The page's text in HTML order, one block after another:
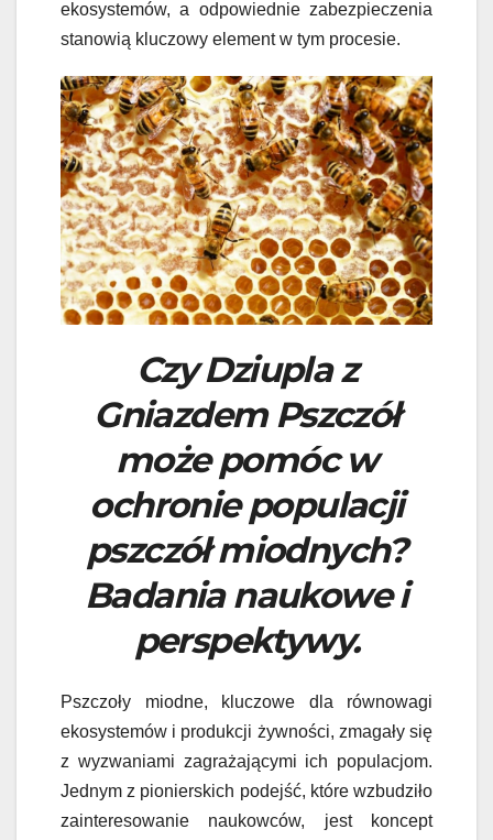
ekosystemów, a odpowiednie zabezpieczenia
stanowią kluczowy element w tym procesie.
Czy Dziupla z
Gniazdem Pszczół
może pomóc w
ochronie populacji
pszczół miodnych?
Badania naukowe i
perspektywy.
Pszczoły miodne, kluczowe dla równowagi
ekosystemów i produkcji żywności, zmagały się
z wyzwaniami zagrażającymi ich populacjom.
Jednym z pionierskich podejść, które wzbudziło
zainteresowanie naukowców, jest koncept